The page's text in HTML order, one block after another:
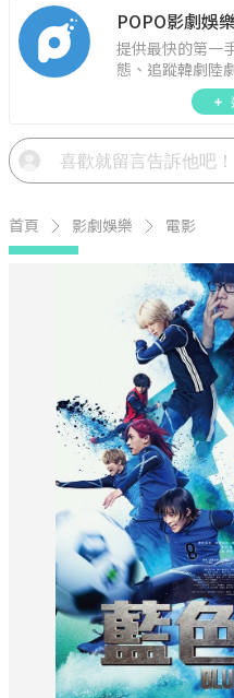
POPO影劇娛
提供最快的第一
態、追蹤韓劇陸
圈話題，演唱會
首頁 影劇娛樂 電影